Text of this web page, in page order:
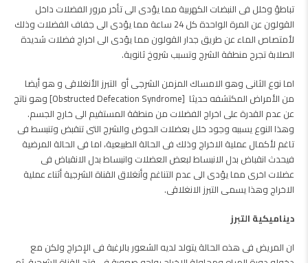
تباطؤ وخلل فى النبضات الكهربية مما يؤدى الى تأخر مرور الفضلات داخل
القولون عن المرة الواحدة كل 24 ساعة مما يؤدى الى جفاف الفضلات وذلك
لأمتصاص الماء عن طريق جدار القولون مما يؤدى الى اخراج فضلات شديدة
الصلابة تجرح منطقة الشرج وتسبب شروخ ثانوية.
اما نوع الثانى وهو الامساك المزمن الشرجى أو التبرز الأنغلاقى و هو أيضا
من الأمراض المكتشفه حديثا [Obstructed Defecation Syndrome] وهو ناتج
عن عدم القدرة على اخراج الفضلات من منطقة المستقيم الى خارج الجسم.
وهذا النوع يسببه وجود خلل بعضلات الحوض والشرج التى تنقبض وتنبسط فى
تاغم لأكمال عملية الاخراج وذلك فى الحالة الطبيعية، اما فى الحالة المرضية
فيحدث انقباض بدل الانبساط لبعض العضلات وانبساط بدل الانقباض فى
عضلات اخرى مما يؤدى الى عدم التناغم وأنغلاق القناة الشرجية أثناء عملية
الاخراج وهذا يسمى التبرز الانغلاقى.
ديناميكية التبرز
ان المريض فى هذه الحالة يتولد لديه الشعور بالرغبة فى الإخراج ولكن مع